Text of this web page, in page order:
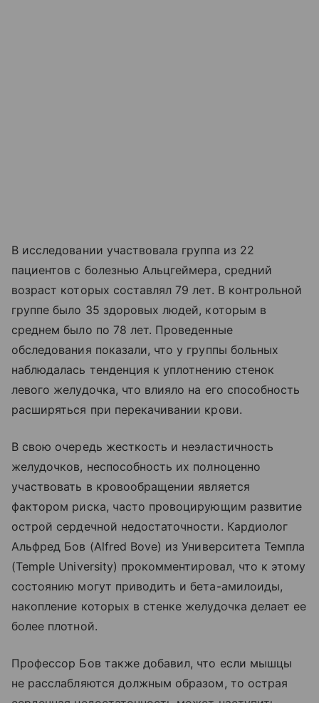
В исследовании участвовала группа из 22
пациентов с болезнью Альцгеймера, средний
возраст которых составлял 79 лет. В контрольной
группе было 35 здоровых людей, которым в
среднем было по 78 лет. Проведенные
обследования показали, что у группы больных
наблюдалась тенденция к уплотнению стенок
левого желудочка, что влияло на его способность
расширяться при перекачивании крови.
В свою очередь жесткость и неэластичность
желудочков, неспособность их полноценно
участвовать в кровообращении является
фактором риска, часто провоцирующим развитие
острой сердечной недостаточности. Кардиолог
Альфред Бов (Alfred Bove) из Университета Темпла
(Temple University) прокомментировал, что к этому
состоянию могут приводить и бета-амилоиды,
накопление которых в стенке желудочка делает ее
более плотной.
Профессор Бов также добавил, что если мышцы
не расслабляются должным образом, то острая